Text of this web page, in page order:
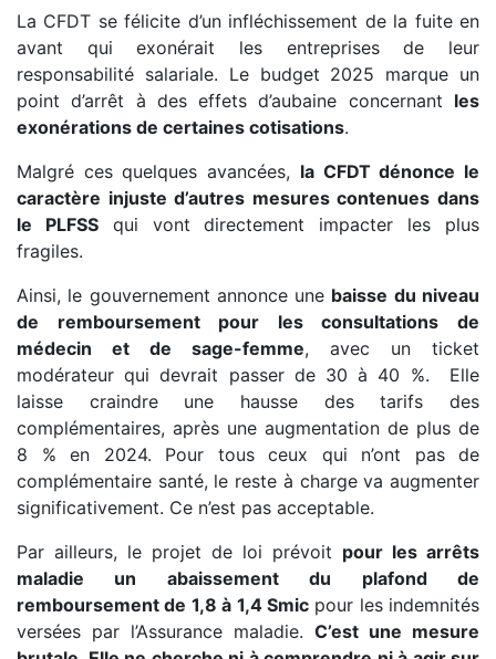
La CFDT se félicite d’un infléchissement de la fuite en
avant qui exonérait les entreprises de leur
responsabilité salariale. Le budget 2025 marque un
point d’arrêt à des effets d’aubaine concernant les
exonérations de certaines cotisations.
Malgré ces quelques avancées, la CFDT dénonce le
caractère injuste d’autres mesures contenues dans
le PLFSSqui vont directement impacter les plus
fragiles.
Ainsi, le gouvernement annonce une baisse du niveau
de remboursement pour les consultations de
médecin et de sage-femme, avec un ticket
modérateur qui devrait passer de 30 à 40 %. Elle
laisse craindre une hausse des tarifs des
complémentaires, après une augmentation de plus de
8 % en 2024. Pour tous ceux qui n’ont pas de
complémentaire santé, le reste à charge va augmenter
significativement. Ce n’est pas acceptable.
Par ailleurs, le projet de loi prévoit pour les arrêts
maladie un abaissement du plafond de
remboursement de 1,8 à 1,4 Smicpour les indemnités
versées par l’Assurance maladie. C’est une mesure